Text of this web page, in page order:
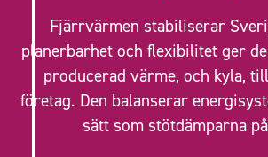
Fjärrvärmen stabiliserar
planerbarhet och flexibilitet ger
producerad värme, och kyla,
företag. Den balanserar
sätt som stötdämparna